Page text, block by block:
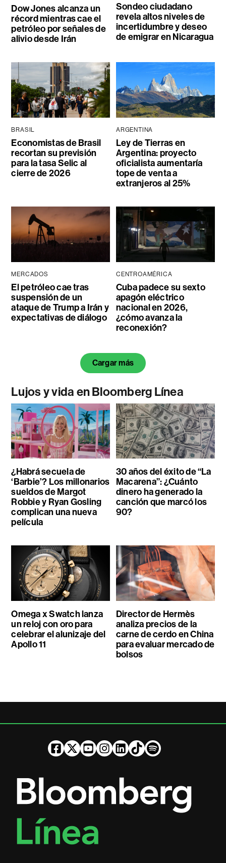
Dow Jones alcanza un
récord mientras cae el
petróleo por señales de
alivio desde Irán
Sondeo ciudadano
revela altos niveles de
incertidumbre y deseo
de emigrar en Nicaragua
BRASIL
Economistas de Brasil
recortan su previsión
para la tasa Selic al
cierre de 2026
ARGENTINA
Ley de Tierras en
Argentina: proyecto
oficialista aumentaría
tope de venta a
extranjeros al 25%
MERCADOS
El petróleo cae tras
suspensión de un
ataque de Trump a Irán y
expectativas de diálogo
CENTROAMÉRICA
Cuba padece su sexto
apagón eléctrico
nacional en 2026,
¿cómo avanza la
reconexión?
Cargar más
Lujos y vida en Bloomberg Línea
¿Habrá secuela de
‘Barbie’? Los millonarios
sueldos de Margot
Robbie y Ryan Gosling
complican una nueva
película
30 años del éxito de “La
Macarena”: ¿Cuánto
dinero ha generado la
canción que marcó los
90?
Omega x Swatch lanza
un reloj con oro para
celebrar el alunizaje del
Apollo 11
Director de Hermès
analiza precios de la
carne de cerdo en China
para evaluar mercado de
bolsos